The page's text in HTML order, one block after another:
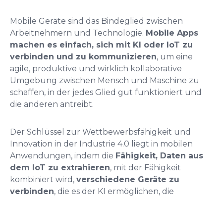
Mobile Geräte sind das Bindeglied zwischen
Arbeitnehmern und Technologie. Mobile Apps
machen es einfach, sich mit KI oder IoT zu
verbinden und zu kommunizieren, um eine
agile, produktive und wirklich kollaborative
Umgebung zwischen Mensch und Maschine zu
schaffen, in der jedes Glied gut funktioniert und
die anderen antreibt.
Der Schlüssel zur Wettbewerbsfähigkeit und
Innovation in der Industrie 4.0 liegt in mobilen
Anwendungen, indem die Fähigkeit, Daten aus
dem IoT zu extrahieren, mit der Fähigkeit
kombiniert wird, verschiedene Geräte zu
verbinden, die es der KI ermöglichen, die